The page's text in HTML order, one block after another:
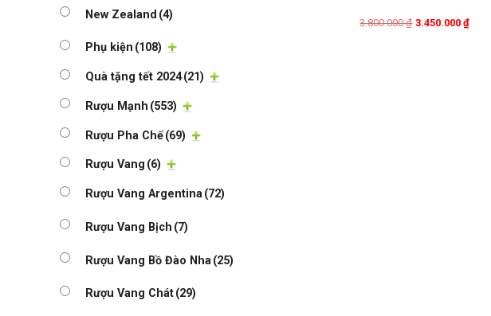
New Zealand (4)
Phụ kiện (108)
Quà tặng tết 2024(21)
Rượu Mạnh (553)
Rượu Pha Chế(69)
Rượu Vang (6)
Rượu Vang Argentina(72)
Rượu Vang Bịch (7)
Rượu Vang Bồ Đào Nha(25)
Rượu Vang Chát(29)
3.800.000₫
Original
3.450.000₫
Current